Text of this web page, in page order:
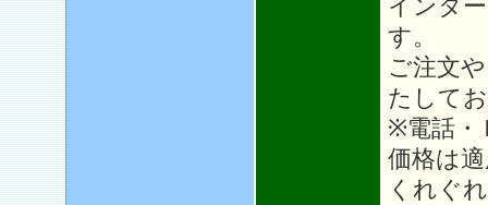
インタ
す。
ご注文
たして
※電話・
価格は
くれぐ